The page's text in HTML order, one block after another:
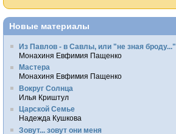
Новые материалы
Из Павлов - в Савлы, или "не зная броду..."
Монахиня Евфимия Пащенко
Мастера
Монахиня Евфимия Пащенко
Вокруг Солнца
Илья Криштул
Царской Семье
Надежда Кушкова
Зовут... зовут они меня